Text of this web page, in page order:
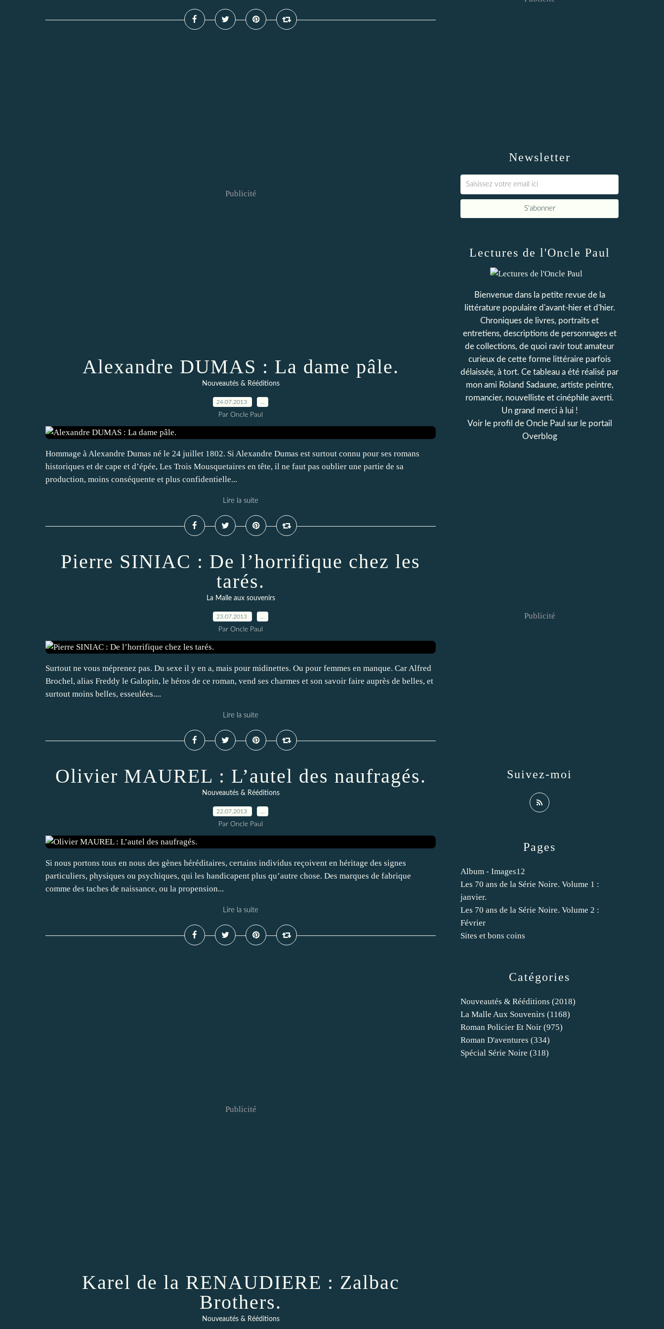
Publicité
Alexandre DUMAS : La dame pâle.
Nouveautés & Rééditions
24.07.2013
Par Oncle Paul
Hommage à Alexandre Dumas né le 24 juillet 1802. Si Alexandre Dumas est surtout connu pour ses romans
historiques et de cape et d’épée, Les Trois Mousquetaires en tête, il ne faut pas oublier une partie de sa
production, moins conséquente et plus confidentielle...
Lire la suite
Pierre SINIAC : De l’horrifique chez les
tarés.
La Malle aux souvenirs
23.07.2013
Par Oncle Paul
Surtout ne vous méprenez pas. Du sexe il y en a, mais pour midinettes. Ou pour femmes en manque. Car Alfred
Brochel, alias Freddy le Galopin, le héros de ce roman, vend ses charmes et son savoir faire auprès de belles, et
surtout moins belles, esseulées....
Lire la suite
Olivier MAUREL : L’autel des naufragés.
Nouveautés & Rééditions
22.07.2013
Par Oncle Paul
Si nous portons tous en nous des gènes héréditaires, certains individus reçoivent en héritage des signes
particuliers, physiques ou psychiques, qui les handicapent plus qu’autre chose. Des marques de fabrique
comme des taches de naissance, ou la propension...
Lire la suite
Publicité
Karel de la RENAUDIERE : Zalbac
Brothers.
Nouveautés & Rééditions
Newsletter
Catégories
Nouveautés & Rééditions (2018)
La Malle Aux Souvenirs (1168)
Roman Policier Et Noir (975)
Roman D'aventures (334)
Spécial Série Noire (318)
Pages
Album - Images12
Les 70 ans de la Série Noire. Volume 1 :
janvier.
Les 70 ans de la Série Noire. Volume 2 :
Février
Sites et bons coins
Lectures de l'Oncle Paul
Bienvenue dans la petite revue de la
littérature populaire d'avant-hier et d'hier.
Chroniques de livres, portraits et
entretiens, descriptions de personnages et
de collections, de quoi ravir tout amateur
curieux de cette forme littéraire parfois
délaissée, à tort. Ce tableau a été réalisé par
mon ami Roland Sadaune, artiste peintre,
romancier, nouvelliste et cinéphile averti.
Un grand merci à lui !
Voir le profil de Oncle Paul sur le portail
Overblog
Suivez-moi
Publicité